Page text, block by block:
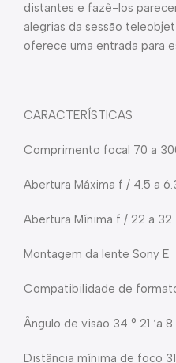
distantes e fazê-los
alegrias da sessão
oferece uma entrada para
CARACTERÍSTICAS
Comprimento focal 70 a
Abertura Máxima f / 4.5 a
Abertura Mínima f / 22 a 32
Montagem da lente Sony E
Compatibilidade de
Ângulo de visão 34 ° 21 ‘a 8
Distância mínima de foco